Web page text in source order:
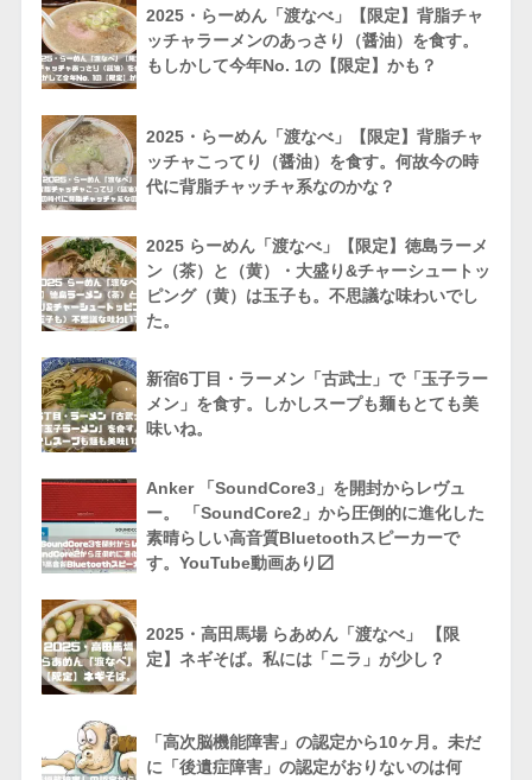
2025・らーめん「渡なべ」【限定】背脂チャ
ッチャラーメンのあっさり（醤油）を食す。
もしかして今年No. 1の【限定】かも？
2025・らーめん「渡なべ」【限定】背脂チャ
ッチャこってり（醤油）を食す。何故今の時
代に背脂チャッチャ系なのかな？
2025 らーめん「渡なべ」【限定】徳島ラーメ
ン（茶）と（黄）・大盛り&チャーシュートッ
ピング（黄）は玉子も。不思議な味わいでし
た。
新宿6丁目・ラーメン「古武士」で「玉子ラー
メン」を食す。しかしスープも麺もとても美
味いね。
Anker 「SoundCore3」を開封からレヴュ
ー。 「SoundCore2」から圧倒的に進化した
素晴らしい高音質Bluetoothスピーカーで
す。YouTube動画あり〼
2025・高田馬場 らあめん「渡なべ」 【限
定】ネギそば。私には「ニラ」が少し？
「高次脳機能障害」の認定から10ヶ月。未だ
に「後遺症障害」の認定がおりないのは何